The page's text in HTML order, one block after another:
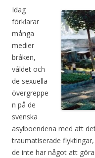
Idag
förklarar
många
medier
bråken,
våldet och
de sexuella
övergreppe
n på de
svenska
asylboendena med att
traumatiserade
de inte har något att